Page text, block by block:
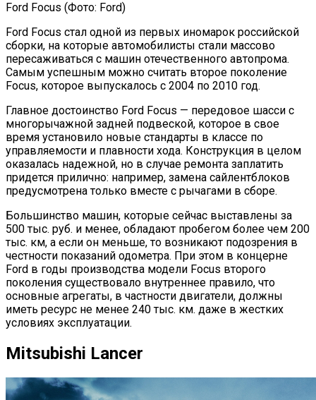
Ford Focus (Фото: Ford)
Ford Focus стал одной из первых иномарок российской
сборки, на которые автомобилисты стали массово
пересаживаться с машин отечественного автопрома.
Самым успешным можно считать второе поколение
Focus, которое выпускалось с 2004 по 2010 год.
Главное достоинство Ford Focus — передовое шасси с
многорычажной задней подвеской, которое в свое
время установило новые стандарты в классе по
управляемости и плавности хода. Конструкция в целом
оказалась надежной, но в случае ремонта заплатить
придется прилично: например, замена сайлентблоков
предусмотрена только вместе с рычагами в сборе.
Большинство машин, которые сейчас выставлены за
500 тыс. руб. и менее, обладают пробегом более чем 200
тыс. км, а если он меньше, то возникают подозрения в
честности показаний одометра. При этом в концерне
Ford в годы производства модели Focus второго
поколения существовало внутреннее правило, что
основные агрегаты, в частности двигатели, должны
иметь ресурс не менее 240 тыс. км. даже в жестких
условиях эксплуатации.
Mitsubishi Lancer